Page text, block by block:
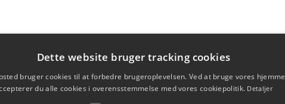
Dette website bruger tracking cookies
bruger cookies til at forbedre brugeroplevelsen. Ved at bruge vores
du alle cookies i overensstemmelse med vores cookiepolitik. Detaljer